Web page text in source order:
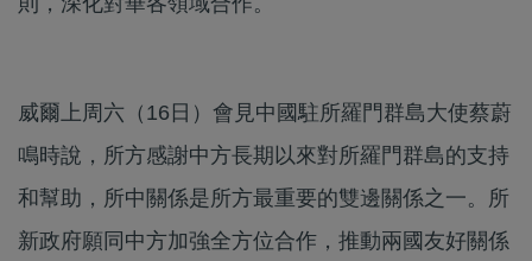
威爾上周六（16日）會見中國駐所羅門群島大使蔡蔚
鳴時說，所方感謝中方長期以來對所羅門群島的支持
和幫助，所中關係是所方最重要的雙邊關係之一。所
新政府願同中方加強全方位合作，推動兩國友好關係